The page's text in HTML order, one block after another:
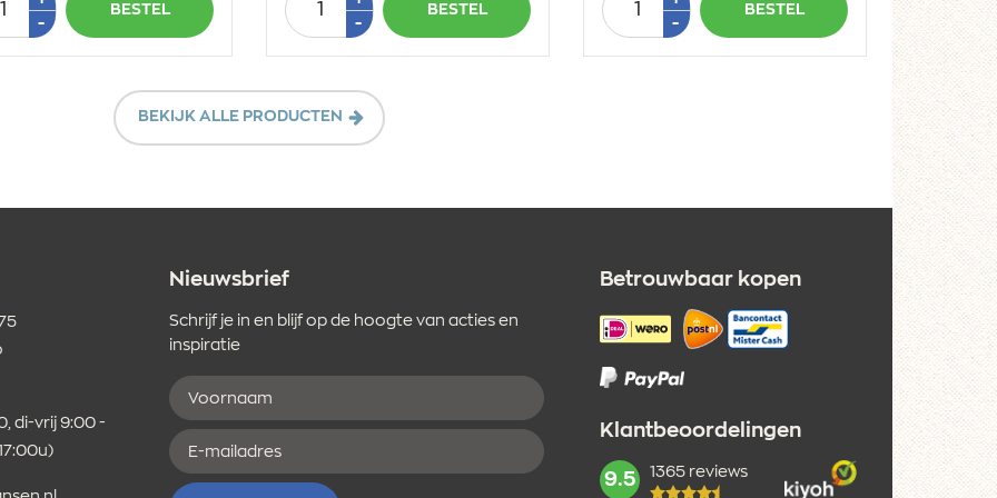
-Min
BESTEL
-Min
BESTEL
-Min
BESTEL
BEKIJK ALLE PRODUCTEN
di-vrij 9:00 -
Nieuwsbrief
Schrijf je in en blijf op de hoogte van acties en
inspiratie
Voornaam
E-
mailadres
Betrouwbaar kopen
Klantbeoordelingen
mark:
9.5 1365 reviews